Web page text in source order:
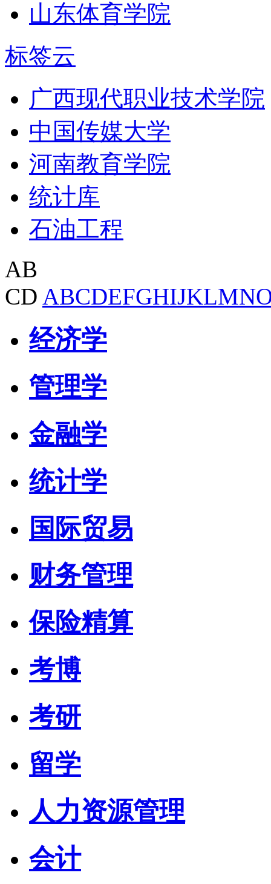
山东体育学院
标签云
广西现代职业技术学院
中国传媒大学
河南教育学院
统计库
石油工程
AB
CD ABCDEFGHIJKLMN
经济学
管理学
金融学
统计学
国际贸易
财务管理
保险精算
考博
考研
留学
人力资源管理
会计